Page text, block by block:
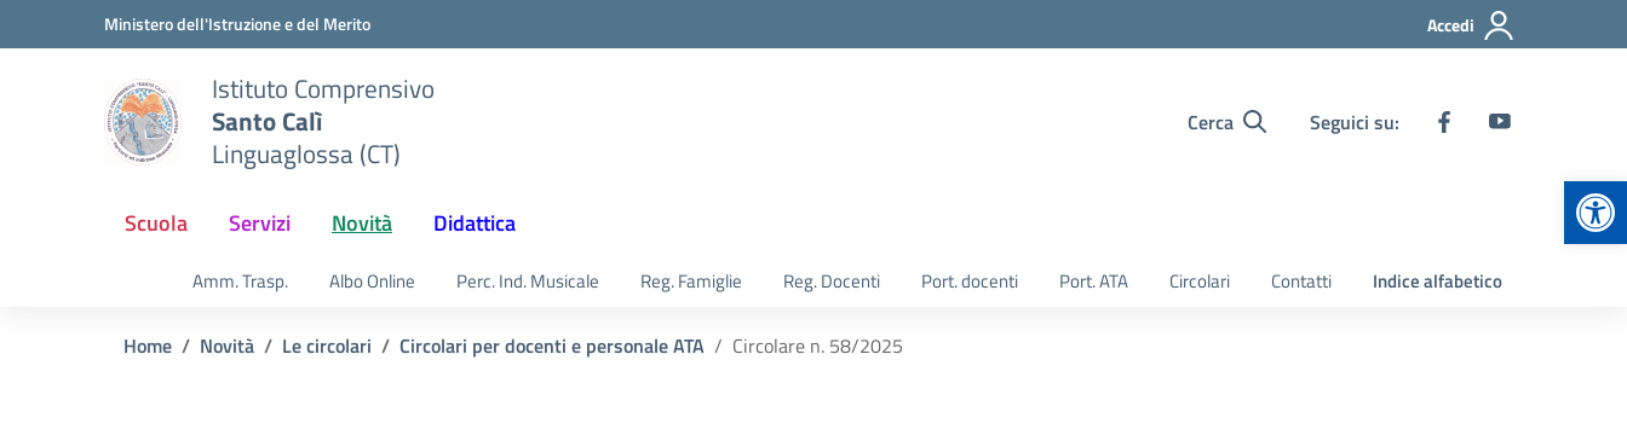
Vai ai contenuti
Vai al menu di navigazioneMinistero dell'Istruzione e del Merito Accedi
Istituto Comprensivo
Santo Calì
Linguaglossa (CT)
Cerca Seguici su:
Scuola Servizi Novità Didattica
Amm. Trasp. Albo Online Perc. Ind. Musicale Reg. Famiglie Reg. Docenti Port. docenti Port. ATA Circolari Contatti Indice alfabetico
Home Novità Le circolari Circolari per docenti e personale ATA Circolare n. 58/2025